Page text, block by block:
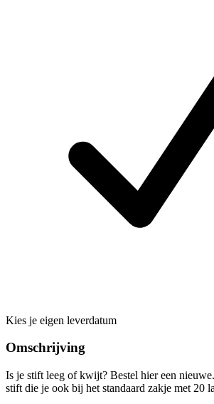
Kies je eigen leverdatum
Omschrijving
Is je stift leeg of kwijt? Bestel hier een
stift die je ook bij het standaard zakje met 20